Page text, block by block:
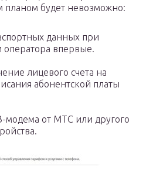
планом будет невозможно:
данных при
оператора впервые.
лицевого счета на
абонентской платы
модема от МТС или другого